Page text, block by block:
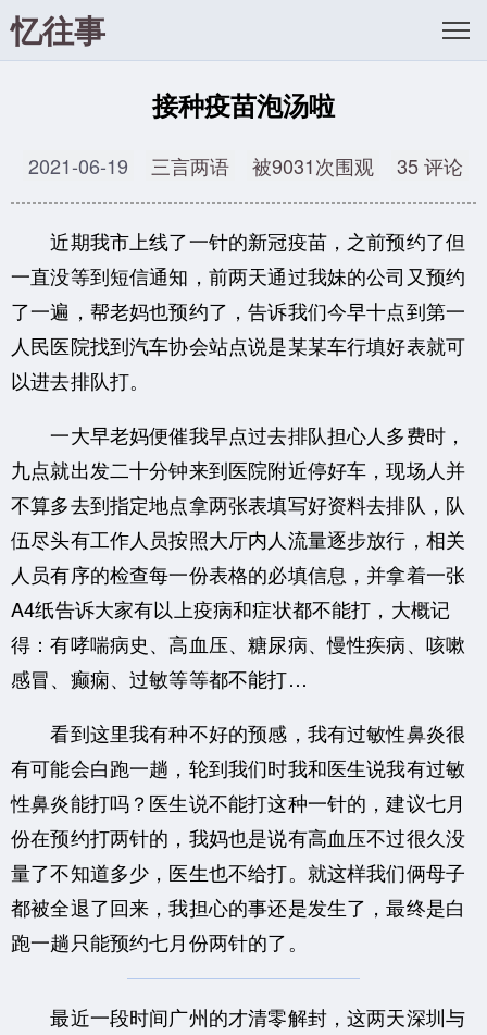
忆往事
接种疫苗泡汤啦
2021-06-19 三言两语 被9031次围观 35 评论
近期我市上线了一针的新冠疫苗，之前预约了但
一直没等到短信通知，前两天通过我妹的公司又预约
了一遍，帮老妈也预约了，告诉我们今早十点到第一
人民医院找到汽车协会站点说是某某车行填好表就可
以进去排队打。
一大早老妈便催我早点过去排队担心人多费时，
九点就出发二十分钟来到医院附近停好车，现场人并
不算多去到指定地点拿两张表填写好资料去排队，队
伍尽头有工作人员按照大厅内人流量逐步放行，相关
人员有序的检查每一份表格的必填信息，并拿着一张
A4纸告诉大家有以上疫病和症状都不能打，大概记
得：有哮喘病史、高血压、糖尿病、慢性疾病、咳嗽
感冒、癫痫、过敏等等都不能打…
看到这里我有种不好的预感，我有过敏性鼻炎很
有可能会白跑一趟，轮到我们时我和医生说我有过敏
性鼻炎能打吗？医生说不能打这种一针的，建议七月
份在预约打两针的，我妈也是说有高血压不过很久没
量了不知道多少，医生也不给打。就这样我们俩母子
都被全退了回来，我担心的事还是发生了，最终是白
跑一趟只能预约七月份两针的了。
最近一段时间广州的才清零解封，这两天深圳与